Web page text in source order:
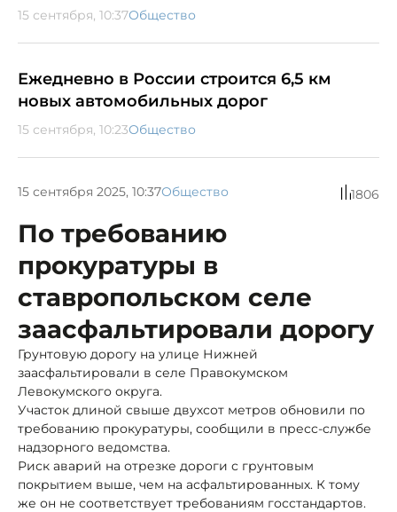
15 сентября, 10:37Общество
Ежедневно в России строится 6,5 км
новых автомобильных дорог
15 сентября, 10:23Общество
15 сентября 2025, 10:37Общество 1806
По требованию
прокуратуры в
ставропольском селе
заасфальтировали дорогу
Грунтовую дорогу на улице Нижней
заасфальтировали в селе Правокумском
Левокумского округа.
Участок длиной свыше двухсот метров обновили по
требованию прокуратуры, сообщили в пресс-службе
надзорного ведомства.
Риск аварий на отрезке дороги с грунтовым
покрытием выше, чем на асфальтированных. К тому
же он не соответствует требованиям госстандартов.